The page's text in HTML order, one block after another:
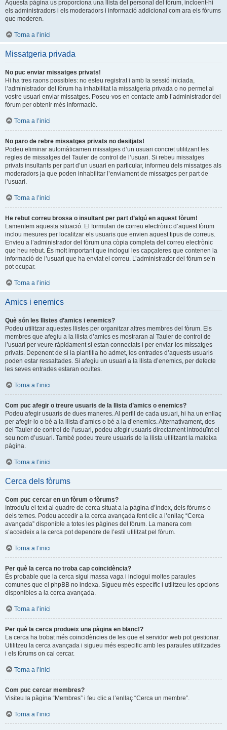
Aquesta pàgina us proporciona una llista del personal del fòrum, incloent-hi
els administradors i els moderadors i informació addicional com ara els fòrums
que moderen.
Torna a l’inici
Missatgeria privada
No puc enviar missatges privats!
Hi ha tres raons possibles: no esteu registrat i amb la sessió iniciada,
l’administrador del fòrum ha inhabilitat la missatgeria privada o no permet al
vostre usuari enviar missatges. Poseu-vos en contacte amb l’administrador del
fòrum per obtenir més informació.
Torna a l’inici
No paro de rebre missatges privats no desitjats!
Podeu eliminar automàticamen missatges d’un usuari concret utilitzant les
regles de missatges del Tauler de control de l’usuari. Si rebeu missatges
privats insultants per part d’un usuari en particular, informeu dels missatges als
moderadors ja que poden inhabilitar l’enviament de missatges per part de
l’usuari.
Torna a l’inici
He rebut correu brossa o insultant per part d’algú en aquest fòrum!
Lamentem aquesta situació. El formulari de correu electrònic d’aquest fòrum
inclou mesures per localitzar els usuaris que envien aquest tipus de correus.
Envieu a l’administrador del fòrum una còpia completa del correu electrònic
que heu rebut. És molt important que inclogui les capçaleres que contenen la
informació de l’usuari que ha enviat el correu. L’administrador del fòrum se’n
pot ocupar.
Torna a l’inici
Amics i enemics
Què són les llistes d’amics i enemics?
Podeu utilitzar aquestes llistes per organitzar altres membres del fòrum. Els
membres que afegiu a la llista d’amics es mostraran al Tauler de control de
l’usuari per veure ràpidament si estan connectats i per enviar-los missatges
privats. Depenent de si la plantilla ho admet, les entrades d’aquests usuaris
poden estar ressaltades. Si afegiu un usuari a la llista d’enemics, per defecte
les seves entrades estaran ocultes.
Torna a l’inici
Com puc afegir o treure usuaris de la llista d’amics o enemics?
Podeu afegir usuaris de dues maneres. Al perfil de cada usuari, hi ha un enllaç
per afegir-lo o bé a la llista d’amics o bé a la d’enemics. Alternativament, des
del Tauler de control de l’usuari, podeu afegir usuaris directament introduïnt el
seu nom d’usuari. També podeu treure usuaris de la llista utilitzant la mateixa
pàgina.
Torna a l’inici
Cerca dels fòrums
Com puc cercar en un fòrum o fòrums?
Introduïu el text al quadre de cerca situat a la pàgina d’índex, dels fòrums o
dels temes. Podeu accedir a la cerca avançada fent clic a l’enllaç “Cerca
avançada” disponible a totes les pàgines del fòrum. La manera com
s’accedeix a la cerca pot dependre de l’estil utilitzat pel fòrum.
Torna a l’inici
Per què la cerca no troba cap coincidència?
És probable que la cerca sigui massa vaga i inclogui moltes paraules
comunes que el phpBB no indexa. Sigueu més específic i utilitzeu les opcions
disponibles a la cerca avançada.
Torna a l’inici
Per què la cerca produeix una pàgina en blanc!?
La cerca ha trobat més coincidències de les que el servidor web pot gestionar.
Utilitzeu la cerca avançada i sigueu més especific amb les paraules utilitzades
i els fòrums on cal cercar.
Torna a l’inici
Com puc cercar membres?
Visiteu la pàgina “Membres” i feu clic a l’enllaç “Cerca un membre”.
Torna a l’inici